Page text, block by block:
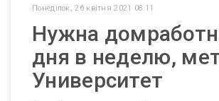
Понеділок, 26 квітня 2021 08:11
Нужна
дня в неделю,
Университет